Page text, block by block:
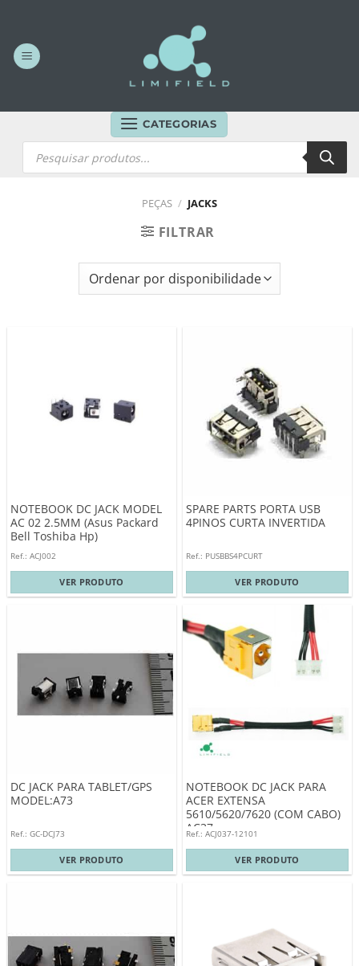
content
CATEGORIAS
Products
search
PEÇAS / JACKS
FILTRAR
NOTEBOOK DC JACK MODEL
AC 02 2.5MM (Asus Packard
Bell Toshiba Hp)
Ref.: ACJ002
VER PRODUTO
SPARE PARTS PORTA USB
4PINOS CURTA INVERTIDA
Ref.: PUSBBS4PCURT
VER PRODUTO
DC JACK PARA TABLET/GPS
MODEL:A73
Ref.: GC-DCJ73
VER PRODUTO
NOTEBOOK DC JACK PARA
ACER EXTENSA
5610/5620/7620 (COM CABO)
AC37
Ref.: ACJ037-12101
VER PRODUTO